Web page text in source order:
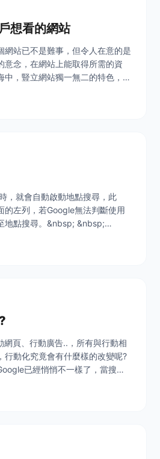
想看的網站
站已不是難事，但令人在意的是
意念，在網站上能取得所需的資
，豎立網站獨一無二的特色，滿
，就會自動啟動地點搜尋，此
的左列，若Google無法判斷使用
地點搜尋。&nbsp; &nbsp;
頁、行動廣告..，所有與行動相
動化究竟會有什麼樣的改變呢?
已經悄悄不一樣了，當搜尋